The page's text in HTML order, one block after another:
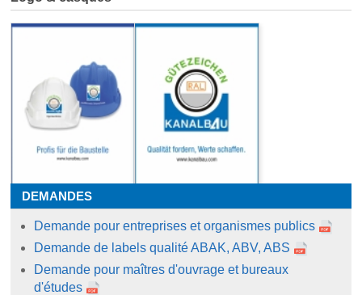
DEMANDES
Demande pour entreprises et organismes publics
Demande de labels qualité ABAK, ABV, ABS
Demande pour maîtres d'ouvrage et bureaux
d'études